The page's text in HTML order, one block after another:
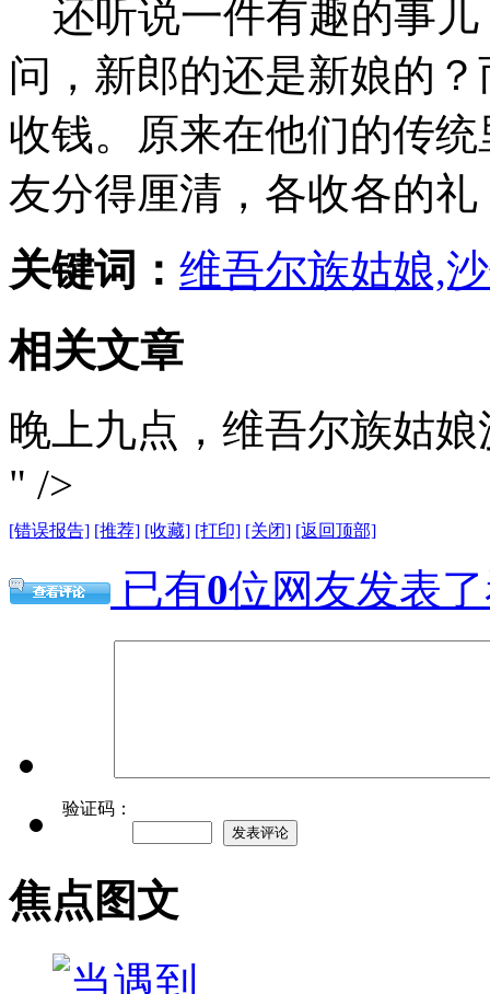
还听说一件有趣的事
问，新郎的还是新娘的
收钱。原来在他们的传
友分得厘清，各收各的
关键词： 维吾尔族姑娘,
相关文章
晚上九点，维吾尔族姑
" />
[错误报告] [推荐] [收藏] [打印] [关闭] [返回顶部]
已有0位网友发表
验证码：
焦点图文